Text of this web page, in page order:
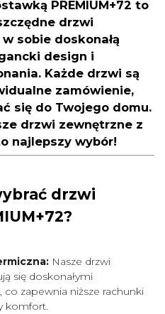
PREMIUM+72 to
drzwi
sobie doskonałą
design i
Każde drzwi są
zamówienie,
się do Twojego domu.
drzwi zewnętrzne z
najlepszy wybór!
drzwi
Nasze drzwi
się doskonałymi
zapewnia niższe rachunki
komfort.